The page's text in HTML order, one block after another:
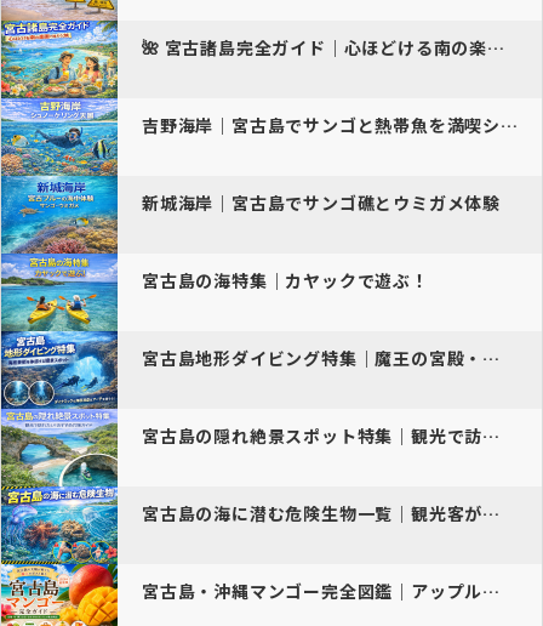
🌺 宮古諸島完全ガイド｜心ほどける南の楽園で味わう至…
吉野海岸｜宮古島でサンゴと熱帯魚を満喫シュノーケリング
新城海岸｜宮古島でサンゴ礁とウミガメ体験
宮古島の海特集｜カヤックで遊ぶ！
宮古島地形ダイビング特集｜魔王の宮殿・通り池完全ガイド
宮古島の隠れ絶景スポット特集｜観光で訪れたいおすすめ穴場ガイド
宮古島の海に潜む危険生物一覧｜観光客が注意すべきポイント
宮古島・沖縄マンゴー完全図鑑｜アップルマンゴーから幻のキーツマンゴー…